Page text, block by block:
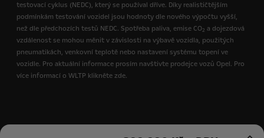
testovací cyklus (NEDC), který se používal dříve. Díky realističtějším
podmínkám testování vozidel jsou hodnoty dle nového výpočtu vyšší,
než dle předchozích testů NEDC. Spotřeba paliva, emise CO2 a dojezdová
vzdálenost se mohou měnit v závislosti na výbavě vozidla, použitých
pneumatikách, venkovní teplotě nebo nastavení systému topení ve
vozidle. Pro aktuální informace prosím navštivte prodejce vozů Opel. Pro
více informací o WLTP klikněte zde.